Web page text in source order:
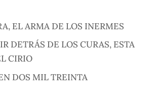
EL ARMA DE LOS INERMES
DETRÁS DE LOS CURAS, ESTA
CIRIO
DOS MIL TREINTA